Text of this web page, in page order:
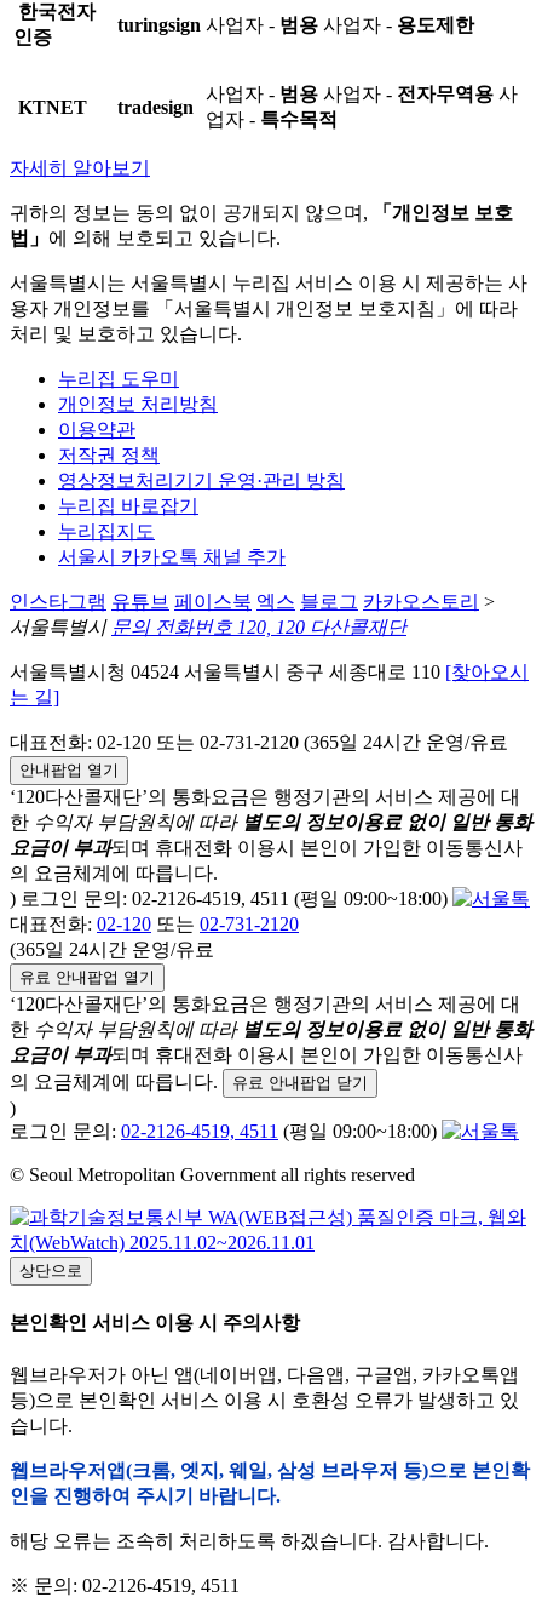
한국전자
인증
turingsign 사업자 - 범용 사업자 - 용도제한
KTNET tradesign
사업자 - 범용 사업자 - 전자무역용 사
업자 - 특수목적
자세히 알아보기
귀하의 정보는 동의 없이 공개되지 않으며,
「개인정보 보호
법」 에 의해 보호되고 있습니다.
서울특별시는 서울특별시 누리집 서비스 이용 시 제공하는 사
용자 개인정보를 「서울특별시 개인정보 보호지침」에 따라
처리 및 보호하고 있습니다.
누리집 도우미
개인정보 처리방침
이용약관
저작권 정책
영상정보처리기기 운영·관리 방침
누리집 바로잡기
누리집지도
서울시 카카오톡 채널 추가
인스타그램 유튜브 페이스북 엑스 블로그 카카오스토리 >
서울특별시 문의 전화번호 120, 120 다산콜재단
서울특별시청 04524 서울특별시 중구 세종대로 110 [찾아오시
는 길]
대표전화: 02-120 또는 02-731-2120 (365일 24시간 운영/유료
안내팝업 열기
‘120다산콜재단’의 통화요금은 행정기관의 서비스 제공에 대
한 수익자 부담원칙에 따라 별도의 정보이용료 없이 일반 통화
요금이 부과되며 휴대전화 이용시 본인이 가입한 이동통신사
의 요금체계에 따릅니다.
) 로그인 문의: 02-2126-4519, 4511 (평일 09:00~18:00)
대표전화: 02-120 또는 02-731-2120
(365일 24시간 운영/유료
유료 안내팝업 열기
‘120다산콜재단’의 통화요금은 행정기관의 서비스 제공에 대
한 수익자 부담원칙에 따라 별도의 정보이용료 없이 일반 통화
요금이 부과되며 휴대전화 이용시 본인이 가입한 이동통신사
의 요금체계에 따릅니다.
유료 안내팝업 닫기
)
로그인 문의: 02-2126-4519, 4511 (평일 09:00~18:00)
© Seoul Metropolitan Government all rights reserved
상단으로
본인확인 서비스 이용 시 주의사항
웹브라우저가 아닌 앱(네이버앱, 다음앱, 구글앱, 카카오톡앱
등)으로 본인확인 서비스 이용 시 호환성 오류가 발생하고 있
습니다.
웹브라우저앱(크롬, 엣지, 웨일, 삼성 브라우저 등)으로 본인확
인을 진행하여 주시기 바랍니다.
해당 오류는 조속히 처리하도록 하겠습니다. 감사합니다.
※ 문의: 02-2126-4519, 4511